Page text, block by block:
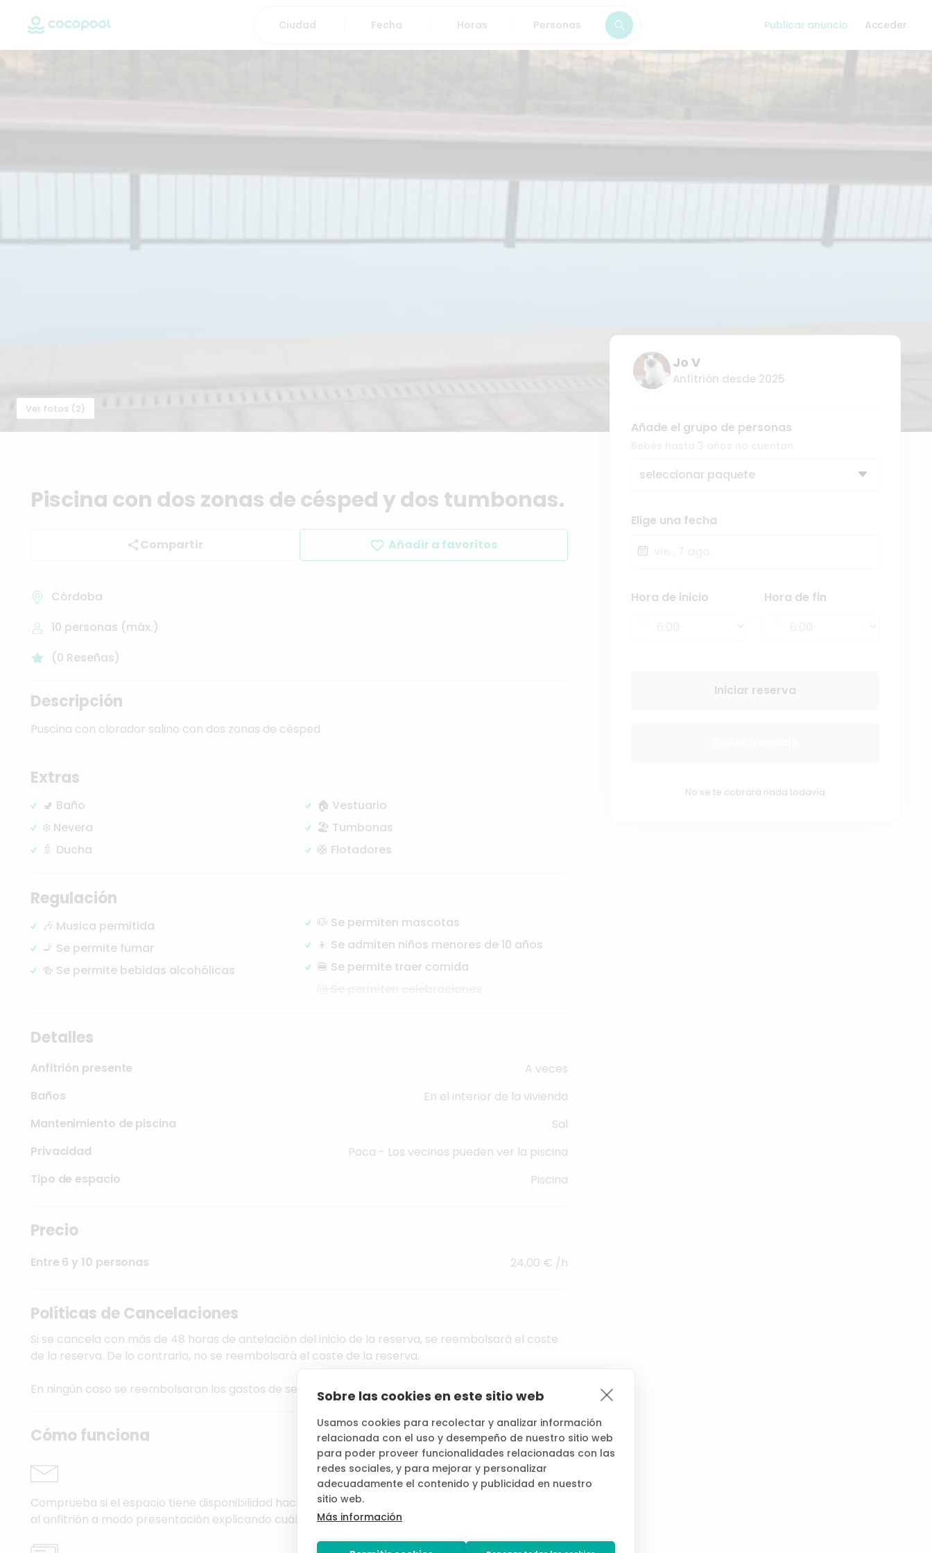
Sobre las cookies en este sitio web
Usamos cookies para recolectar y analizar información
relacionada con el uso y desempeño de nuestro sitio web
para poder proveer funcionalidades relacionadas con las
redes sociales, y para mejorar y personalizar
adecuadamente el contenido y publicidad en nuestro
sitio web.
Más información
Fecha Horas Personas Buscar Publicar anuncio Acceder
Ver fotos (2)
Piscina con dos zonas decéspedydos tumbonas.
Compartir Añadir a favoritos
Córdoba
10 personas (máx.)
(0 Reseñas)
Descripción
Puscina con clorador salino con dos zonas de césped
Extras
🚽 Baño
❄️ Nevera
🚿 Ducha
🏠 Vestuario
🏖️ Tumbonas
🛟 Flotadores
Regulación
🎶 Musica permitida
🚬 Se permite fumar
🍻 Se permite bebidas alcohólicas
🐶 Se permiten mascotas
👦 Se admiten niños menores de 10 años
🍔 Se permite traer comida
Detalles
Anfitrión presente
A veces
Baños
En el interior de la vivienda
Mantenimiento de piscina
Sal
Privacidad
Poca - Los vecinos pueden ver la piscina
Tipo de espacio
Piscina
Precio
Entre 6 y 10 personas 24,00 € /h
Políticas de Cancelaciones
Si se cancela con más de 48 horas de antelación del inicio de la reserva, se reembolsará el coste
de la reserva. De lo contrario, no se reembolsará el coste de la reserva.
En ningún caso se reembolsaran los gastos de servicio de Cocopool.
Cómo funciona
Comprueba si el espacio tiene disponibilidad haciendo una solicitud de reserva. Envía un mensaje
al anfitrión a modo presentación explicando cuál es el plan.
Jo V
Anfitrión desde 2025
Añade el grupo de personas
seleccionar paquete
Elige una fecha
Hora de inicio
Hora de fin
Iniciar reserva
No se te cobrará nada todavía